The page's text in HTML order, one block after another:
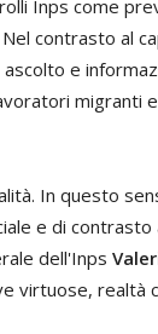
Inps come
contrasto al
e
migranti
In questo
e di contrasto
dell'Inps
virtuose, realtà